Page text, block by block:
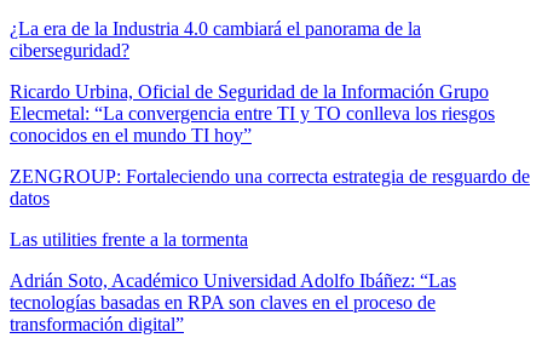
¿La era de la Industria 4.0 cambiará el panorama de la
ciberseguridad?
Ricardo Urbina, Oficial de Seguridad de la Información Grupo
Elecmetal: “La convergencia entre TI y TO conlleva los riesgos
conocidos en el mundo TI hoy”
ZENGROUP: Fortaleciendo una correcta estrategia de resguardo de
datos
Las utilities frente a la tormenta
Adrián Soto, Académico Universidad Adolfo Ibáñez: “Las
tecnologías basadas en RPA son claves en el proceso de
transformación digital”